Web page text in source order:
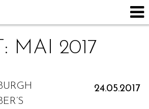
MAI 2017
24.05.2017